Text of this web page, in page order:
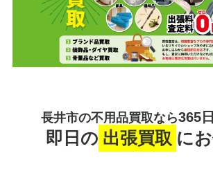
長井市の不用品買取なら365
即日の 出張買取 に